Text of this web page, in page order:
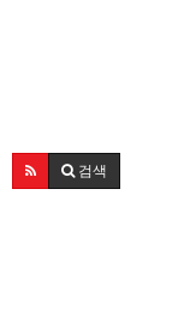
검색